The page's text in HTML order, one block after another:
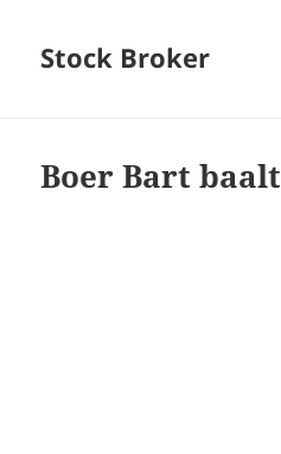
Stock Broker
Boer Bart baalt